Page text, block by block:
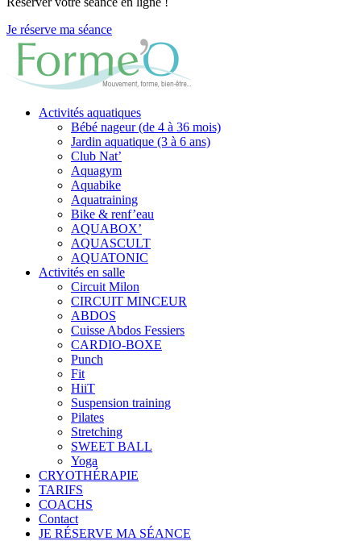
Je réserve ma séance
Activités aquatiques
Bébé nageur (de 4 à 36 mois)
Jardin aquatique (3 à 6 ans)
Club Nat’
Aquagym
Aquabike
Aquatraining
Bike & renf’eau
AQUABOX’
AQUASCULT
AQUATONIC
Activités en salle
Circuit Milon
CIRCUIT MINCEUR
ABDOS
Cuisse Abdos Fessiers
CARDIO-BOXE
Punch
Fit
HiiT
Suspension training
Pilates
Stretching
SWEET BALL
Yoga
CRYOTHÉRAPIE
TARIFS
COACHS
Contact
JE RÉSERVE MA SÉANCE